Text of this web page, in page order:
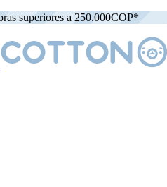
superiores a 250.000COP*